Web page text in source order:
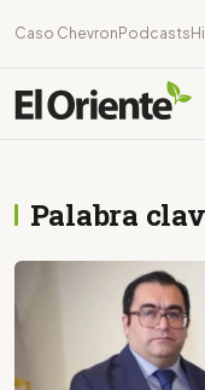
Caso Chevron Podcasts
Palabra